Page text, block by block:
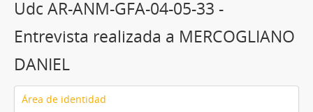
Udc AR-ANM-GFA-04-05-33 -
Entrevista realizada a MERCOGLIANO
DANIEL
Área de identidad